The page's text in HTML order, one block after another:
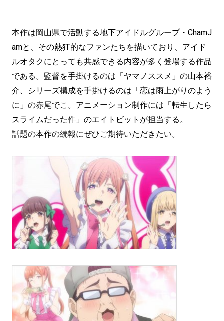
本作は岡山県で活動する地下アイドルグループ・ChamJ
amと、その熱狂的なファンたちを描いており、アイド
ルオタクにとっても共感できる内容が多く登場する作品
である。監督を手掛けるのは「ヤマノススメ」の山本裕
介、シリーズ構成を手掛けるのは「恋は雨上がりのよう
に」の赤尾でこ。アニメーション制作には「転生したら
スライムだった件」のエイトビットが担当する。
話題の本作の続報にぜひご期待いただきたい。